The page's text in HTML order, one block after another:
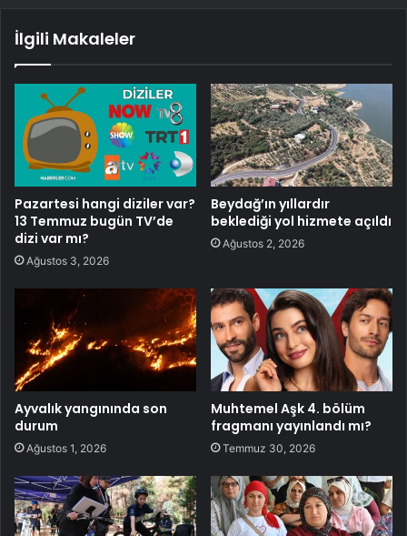
İlgili Makaleler
Pazartesi hangi diziler var?
13 Temmuz bugün TV’de
dizi var mı?
Ağustos 3, 2026
Beydağ’ın yıllardır
beklediği yol hizmete açıldı
Ağustos 2, 2026
Ayvalık yangınında son
durum
Ağustos 1, 2026
Muhtemel Aşk 4. bölüm
fragmanı yayınlandı mı?
Temmuz 30, 2026